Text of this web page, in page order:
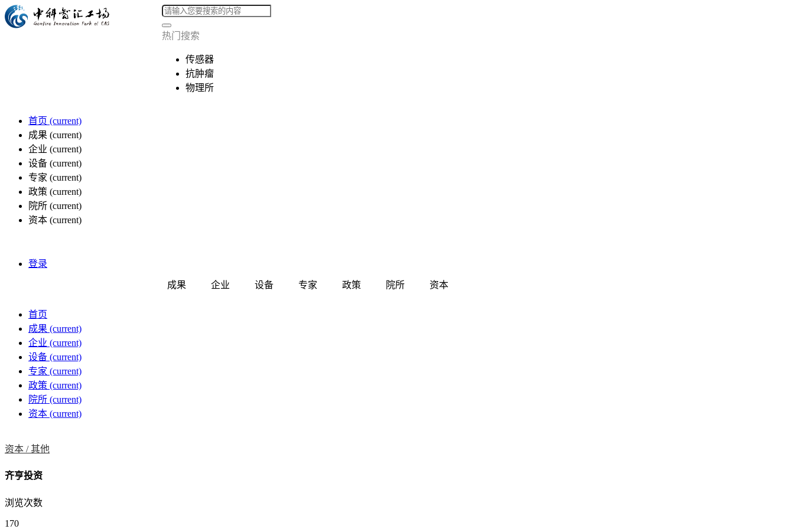
热门搜索
传感器
抗肿瘤
物理所
首页 (current)
成果 (current)
企业 (current)
设备 (current)
专家 (current)
政策 (current)
院所 (current)
资本 (current)
登录
成果 企业 设备 专家 政策 院所 资本
首页
成果 (current)
企业 (current)
设备 (current)
专家 (current)
政策 (current)
院所 (current)
资本 (current)
资本 /其他
齐亨投资
浏览次数
170